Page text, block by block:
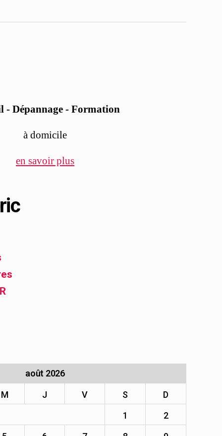
- Dépannage - Formation
à domicile
en savoir plus
août 2026
M J V S
D
1
2